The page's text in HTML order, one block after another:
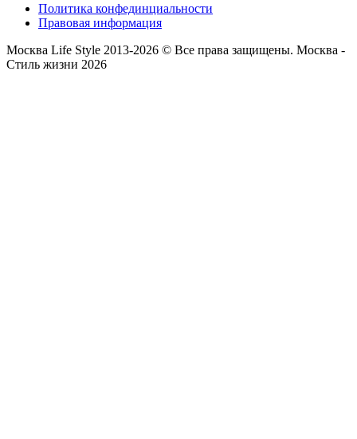
Политика конфединциальности
Правовая информация
Москва Life Style 2013-2026 © Все права защищены. Москва -
Стиль жизни 2026